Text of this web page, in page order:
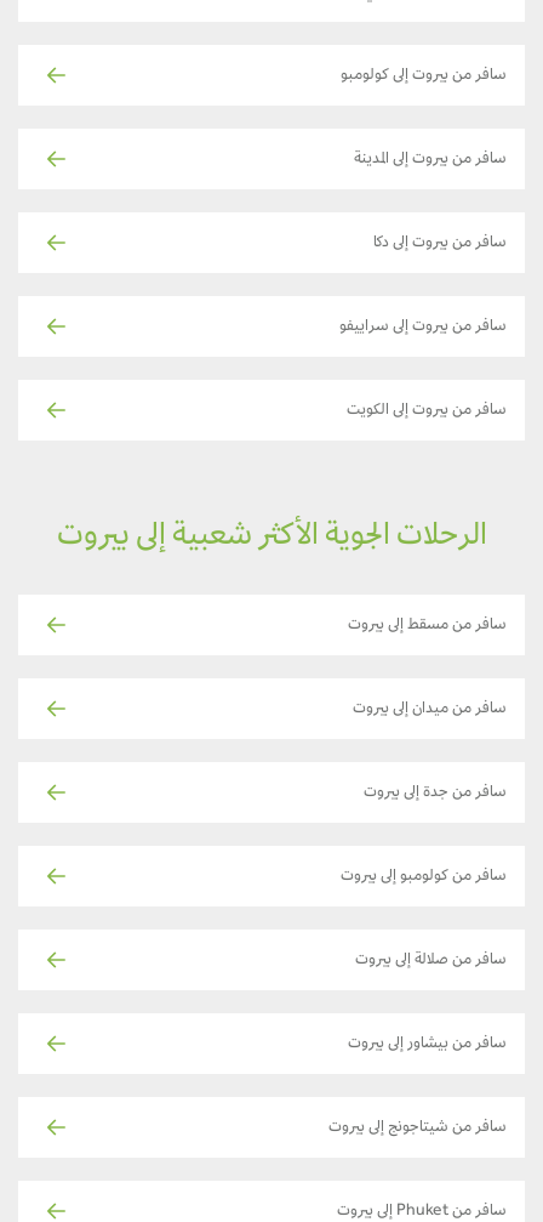
سافر من بيروت إلى كولومبو
سافر من بيروت إلى المدينة
سافر من بيروت إلى دكا
سافر من بيروت إلى سراييفو
سافر من بيروت إلى الكويت
الرحلات الجوية الأكثر شعبية إلى بيروت
سافر من مسقط إلى بيروت
سافر من ميدان إلى بيروت
سافر من جدة إلى بيروت
سافر من كولومبو إلى بيروت
سافر من صلالة إلى بيروت
سافر من بيشاور إلى بيروت
سافر من شيتاجونج إلى بيروت
سافر من Phuket إلى بيروت